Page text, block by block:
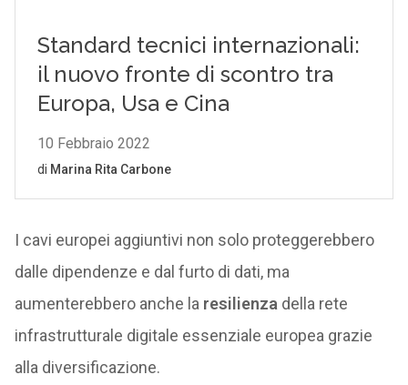
I cavi europei aggiuntivi non solo proteggerebbero
dalle dipendenze e dal furto di dati, ma
aumenterebbero anche la resilienza della rete
infrastrutturale digitale essenziale europea grazie
alla diversificazione.